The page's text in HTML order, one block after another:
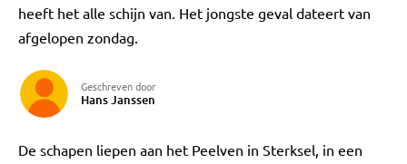
heeft het alle schijn van. Het jongste geval dateert van
afgelopen zondag.
Geschreven door
Hans Janssen
De schapen liepen aan het Peelven in Sterksel, in een